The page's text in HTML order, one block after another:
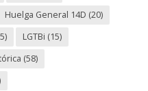
Huelga General 14D (20)
LGTBi (15)
(58)